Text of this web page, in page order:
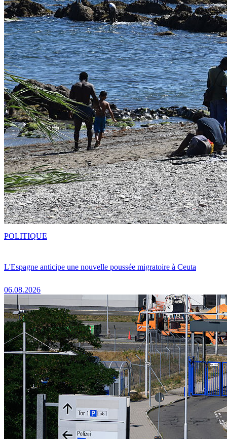
L'Espagne anticipe une nouvelle poussée migratoire à Ceuta
06.08.2026
POLITIQUE